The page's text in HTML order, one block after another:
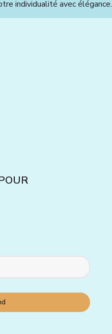
individualité avec élégance.